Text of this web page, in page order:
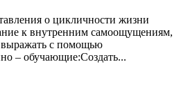
о цикличности жизни
к внутренним самоощущениям,
выражать с помощью
– обучающие:Создать...